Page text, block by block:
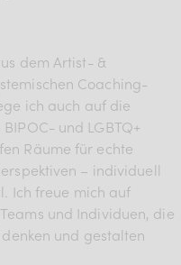
dem Artist- &
Coaching-
ich auch auf die
und LGBTQ+
Räume für echte
– individuell
Ich freue mich auf
und Individuen, die
und gestalten